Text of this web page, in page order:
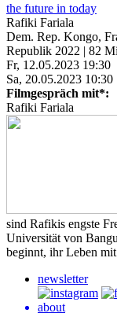
the future in today
Rafiki Fariala
Dem. Rep. Kongo,
Republik 2022 | 82
Fr, 12.05.2023 19:30
Sa, 20.05.2023 10:30
Filmgespräch mit*:
Rafiki Fariala
sind Rafikis engste
Universität von
beginnt, ihr Leben
newsletter
about